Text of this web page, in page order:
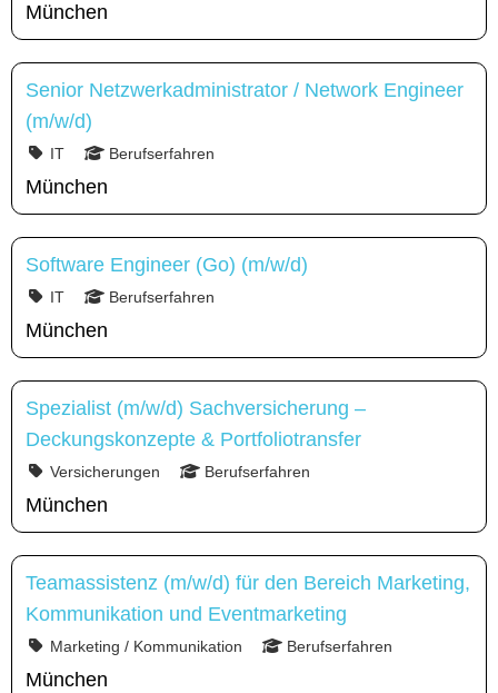
München
Senior Netzwerkadministrator / Network Engineer
(m/w/d)
IT Berufserfahren
München
Software Engineer (Go) (m/w/d)
IT Berufserfahren
München
Spezialist (m/w/d) Sachversicherung –
Deckungskonzepte & Portfoliotransfer
Versicherungen Berufserfahren
München
Teamassistenz (m/w/d) für den Bereich Marketing,
Kommunikation und Eventmarketing
Marketing / Kommunikation Berufserfahren
München